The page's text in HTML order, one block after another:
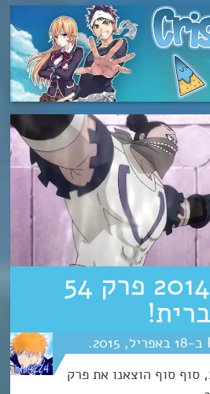
פיירי טייל 2014 פרק 54
18 אפריל 2015
סוף סוף הוצאנו את פרק